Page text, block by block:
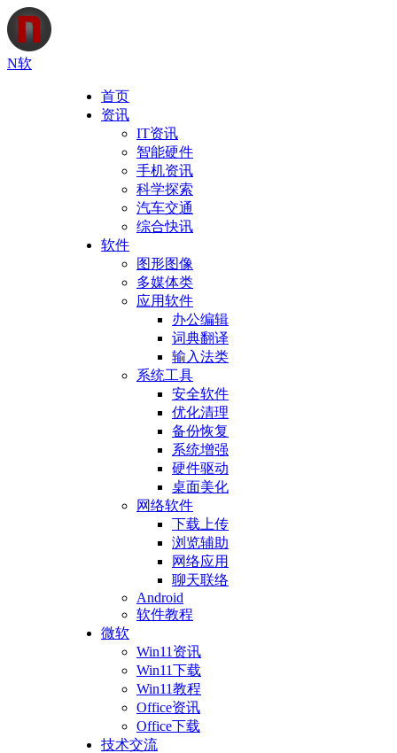
N软
首页
资讯
IT资讯
智能硬件
手机资讯
科学探索
汽车交通
综合快讯
软件
图形图像
多媒体类
应用软件
办公编辑
词典翻译
输入法类
系统工具
安全软件
优化清理
备份恢复
系统增强
硬件驱动
桌面美化
网络软件
下载上传
浏览辅助
网络应用
聊天联络
Android
软件教程
微软
Win11资讯
Win11下载
Win11教程
Office资讯
Office下载
技术交流